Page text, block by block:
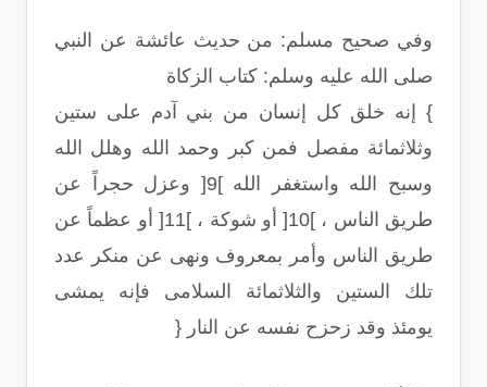
وفي صحيح مسلم: من حديث عائشة عن النبي
صلى الله عليه وسلم: كتاب الزكاة
} إنه خلق كل إنسان من بني آدم على ستين
وثلاثمائة مفصل فمن كبر وحمد الله وهلل الله
وسبح الله واستغفر الله ]9[ وعزل حجراً عن
طريق الناس ، ]10[ أو شوكة ، ]11[ أو عظماً عن
طريق الناس وأمر بمعروف ونهى عن منكر عدد
تلك الستين والثلاثمائة السلامى فإنه يمشى
يومئذ وقد زحزح نفسه عن النار {